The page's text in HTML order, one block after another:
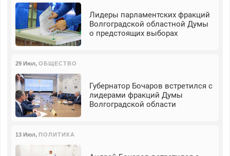
Лидеры парламентских фракций
Волгоградской областной Думы
о предстоящих выборах
29 Июл, ОБЩЕСТВО
Губернатор Бочаров встретился с
лидерами фракций Думы
Волгоградской области
13 Июл, ПОЛИТИКА